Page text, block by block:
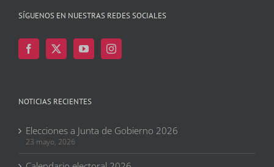
SÍGUENOS EN NUESTRAS REDES SOCIALES
NOTICIAS RECIENTES
Elecciones a Junta de Gobierno 2026
23 mayo, 2026